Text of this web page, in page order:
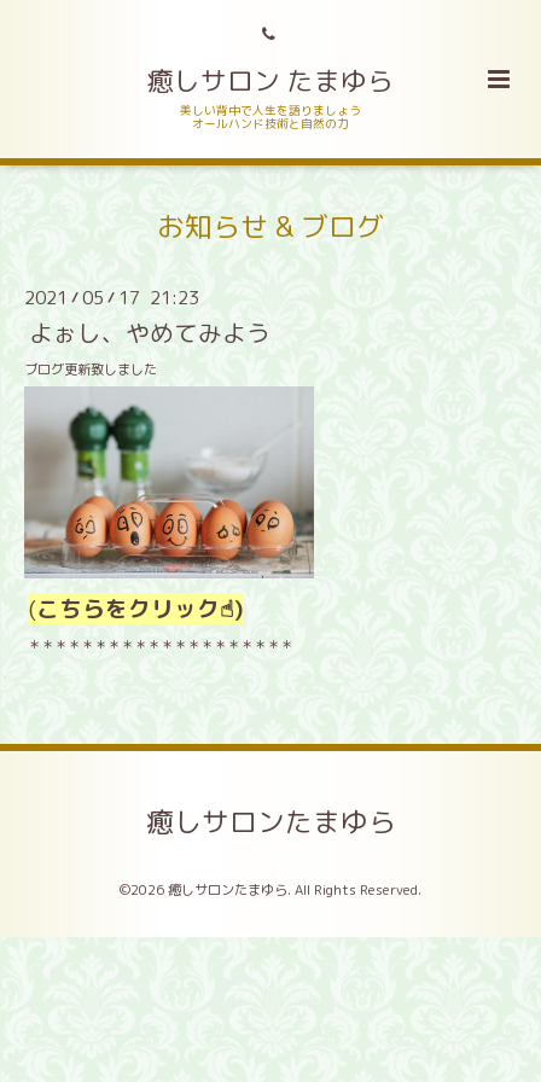
癒しサロン たまゆら
美しい背中で人生を語りましょう
オールハンド技術と自然の力
お知らせ & ブログ
2021 /05 / 17 21:23
よぉし、やめてみよう
ブログ更新致しました
(こちらをクリック☝︎)
＊＊＊＊＊＊＊＊＊＊＊＊＊＊＊＊＊＊＊＊
癒しサロンたまゆら
©2026癒しサロンたまゆら. All Rights Reserved.